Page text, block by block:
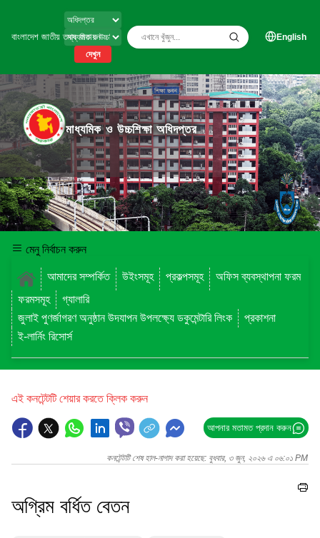
বাংলাদেশ জাতীয় তথ্য বাতায়ন
দেখুন
English
মাধ্যমিক ও উচ্চশিক্ষা অধিদপ্তর
মেনু নির্বাচন করুন
আমাদের সম্পর্কিত উইংসমূহ প্রকল্পসমূহ
অফিস ব্যবস্থাপনা ফরম
ফরমসমূহ
গ্যালারি
জুলাই পুণর্জাগরণ অনুষ্ঠান উদযাপন উপলক্ষ্যে ডকুমেন্টারি লিংক
প্রকাশনা
ই-লার্নিং রিসোর্স
এই কনটেন্টটি শেয়ার করতে ক্লিক করুন
আপনার মতামত প্রদান করুন
কনটেন্টটি শেষ হাল-নাগাদ করা হয়েছে: বুধবার, ৩ জুন, ২০২৬ এ ০৬:০১ PM
অগ্রিম বর্ধিত বেতন